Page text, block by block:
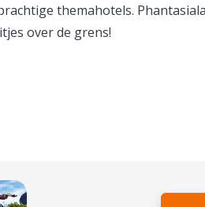
themahotels.
over de grens!